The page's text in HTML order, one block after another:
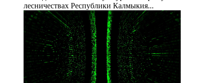
лесничествах Республики Калмыкия...